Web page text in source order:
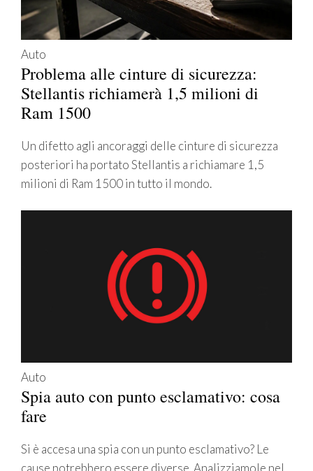
Auto
Problema alle cinture di sicurezza:
Stellantis richiamerà 1,5 milioni di
Ram 1500
Un difetto agli ancoraggi delle cinture di sicurezza
posteriori ha portato Stellantis a richiamare 1,5
milioni di Ram 1500 in tutto il mondo.
Auto
Spia auto con punto esclamativo: cosa
fare
Si è accesa una spia con un punto esclamativo? Le